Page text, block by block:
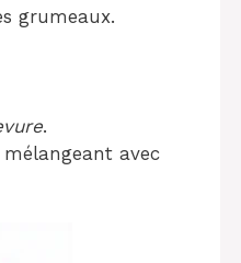
grumeaux.
.
avec